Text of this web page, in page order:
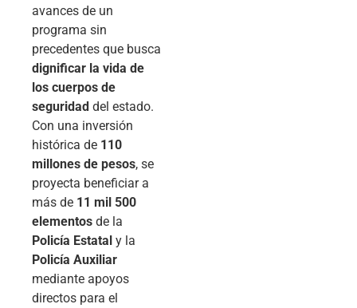
avances de un
programa sin
precedentes que busca
dignificar la vida de
los cuerpos de
seguridad del estado.
Con una inversión
histórica de 110
millones de pesos, se
proyecta beneficiar a
más de 11 mil 500
elementos de la
Policía Estatal y la
Policía Auxiliar
mediante apoyos
directos para el